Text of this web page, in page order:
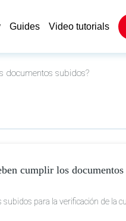
Guides Video tutorials
documentos subidos?
cumplir los documentos
subidos para la verificación de la